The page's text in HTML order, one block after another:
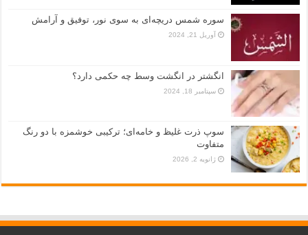
سوره شمس دریچه‌ای به سوی نور، توفیق و آرامش
آوریل 21, 2024
انگشتر در انگشت وسط چه حکمی دارد؟
سپتامبر 18, 2024
سوپ ذرت غلیظ و خامه‌ای؛ ترکیبی خوشمزه با دو رنگ
متفاوت
ژانویه 2, 2026